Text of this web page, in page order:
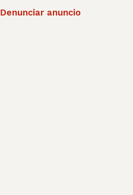
Denunciar anuncio